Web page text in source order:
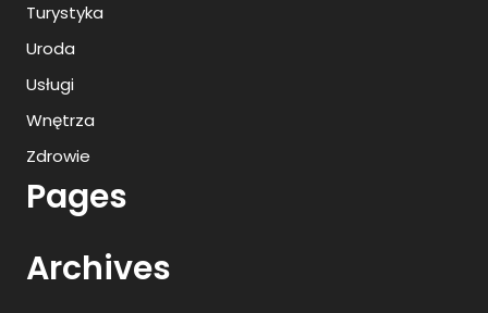
Turystyka
Uroda
Usługi
Wnętrza
Zdrowie
Pages
Archives